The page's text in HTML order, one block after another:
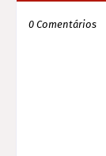
0 Comentários